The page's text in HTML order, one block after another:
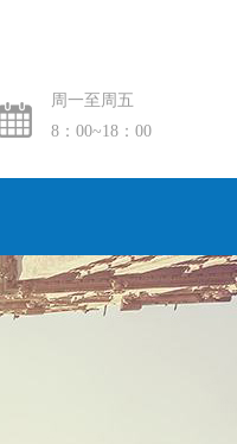
周一至周五
8：00~18：00